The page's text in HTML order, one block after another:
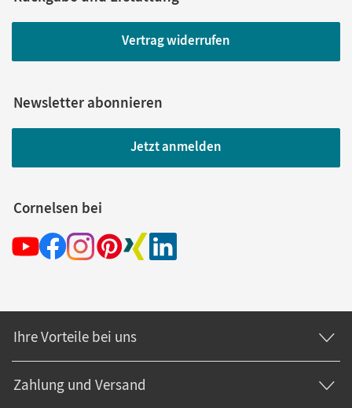
Vertrag widerrufen
Newsletter abonnieren
Jetzt anmelden
Cornelsen bei
Ihre Vorteile bei uns
Zahlung und Versand